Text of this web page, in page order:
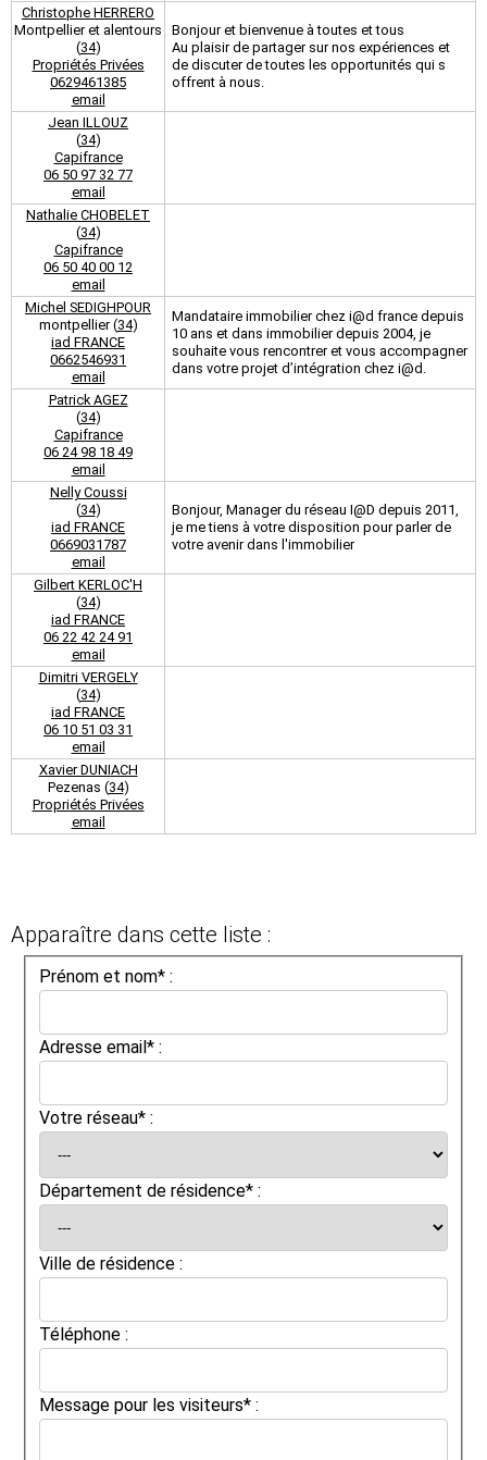
Christophe HERRERO
Montpellier et alentours
(34)
Propriétés Privées
0629461385
email
Bonjour et bienvenue à toutes et tous
Au plaisir de partager sur nos expériences et
de discuter de toutes les opportunités qui s
offrent à nous.
Jean ILLOUZ
(34)
Capifrance
06 50 97 32 77
email
Nathalie CHOBELET
(34)
Capifrance
06 50 40 00 12
email
Michel SEDIGHPOUR
montpellier (34)
iad FRANCE
0662546931
email
Mandataire immobilier chez i@d france depuis
10 ans et dans immobilier depuis 2004, je
souhaite vous rencontrer et vous accompagner
dans votre projet d’intégration chez i@d.
Patrick AGEZ
(34)
Capifrance
06 24 98 18 49
email
Nelly Coussi
(34)
iad FRANCE
0669031787
email
Bonjour, Manager du réseau I@D depuis 2011,
je me tiens à votre disposition pour parler de
votre avenir dans l'immobilier
Gilbert KERLOC'H
(34)
iad FRANCE
06 22 42 24 91
email
Dimitri VERGELY
(34)
iad FRANCE
06 10 51 03 31
email
Xavier DUNIACH
Pezenas (34)
Propriétés Privées
email
Apparaître dans cette liste :
Prénom et nom* :
Adresse email* :
Votre réseau* :
Département de résidence* :
Ville de résidence :
Téléphone :
Message pour les visiteurs* :